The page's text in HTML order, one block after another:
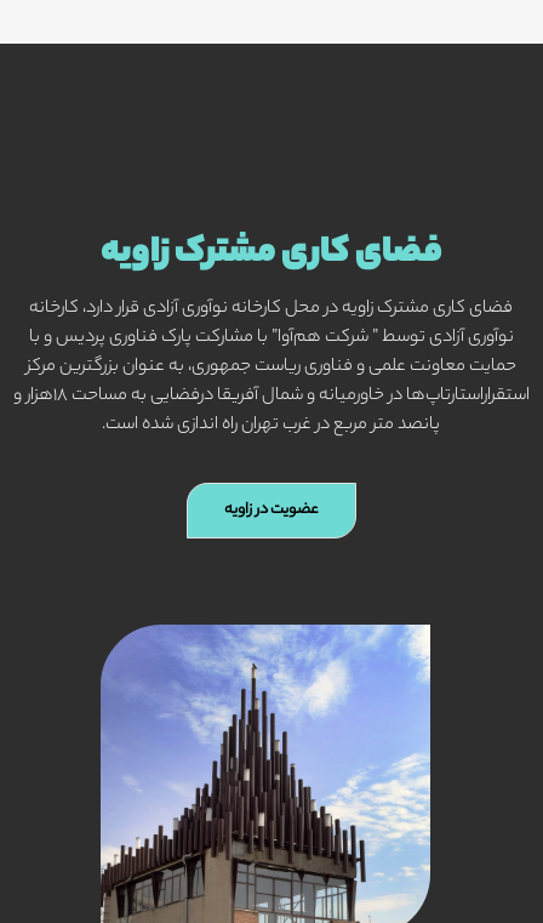
فضای کاری مشترک زاویه
فضای کاری مشترک زاویه در محل کارخانه نوآوری آزادی قرار دارد، کارخانه
نوآوری آزادی توسط ” شرکت هم‌آوا” با مشارکت پارک فناوری پردیس و با
حمایت معاونت علمی و فناوری ریاست جمهوری، به عنوان بزرگترین مرکز
استقراراستارتاپ‌ها در خاورمیانه و شمال آفریقا درفضایی به مساحت ۱۸هزار و
پانصد متر مربع در غرب تهران راه اندازی شده است.
عضویت در زاویه